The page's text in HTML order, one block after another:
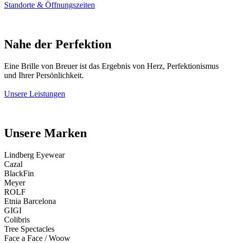
Standorte & Öffnungszeiten
Nahe der Perfektion
Eine Brille von Breuer ist das Ergebnis von Herz, Perfektionismus
und Ihrer Persönlichkeit.
Unsere Leistungen
Unsere Marken
Lindberg Eyewear
Cazal
BlackFin
Meyer
ROLF
Etnia Barcelona
GIGI
Colibris
Tree Spectacles
Face a Face / Woow